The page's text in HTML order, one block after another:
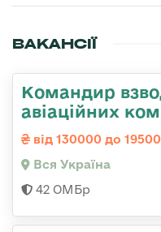
ВАКАНСІЇ
Командир
авіаційних
від 130000 до
Вся Україна
42 ОМБр